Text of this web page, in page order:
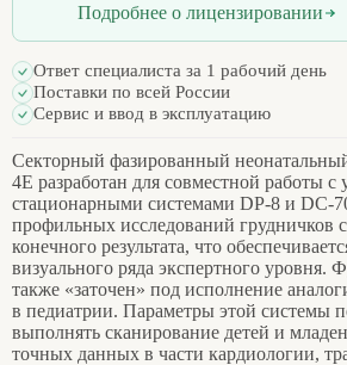
Подробнее о лицензировании
Ответ специалиста за 1 рабочий день
Поставки по всей России
Сервис и ввод в эксплуатацию
Секторный фазированный
4E разработан для совместной работы с
стационарными системами DP-8 и DC-
профильных исследований грудничков
конечного результата, что
визуального ряда экспертного уровня.
также «заточен» под исполнение
в педиатрии. Параметры этой системы
выполнять сканирование детей и
точных данных в части кардиологии,